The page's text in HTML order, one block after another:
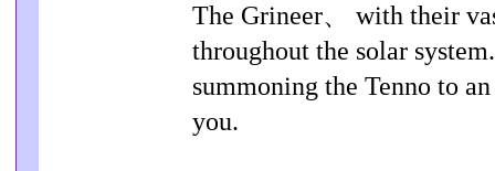
The Grineer、 with their
throughout the solar
summoning the Tenno to
you.